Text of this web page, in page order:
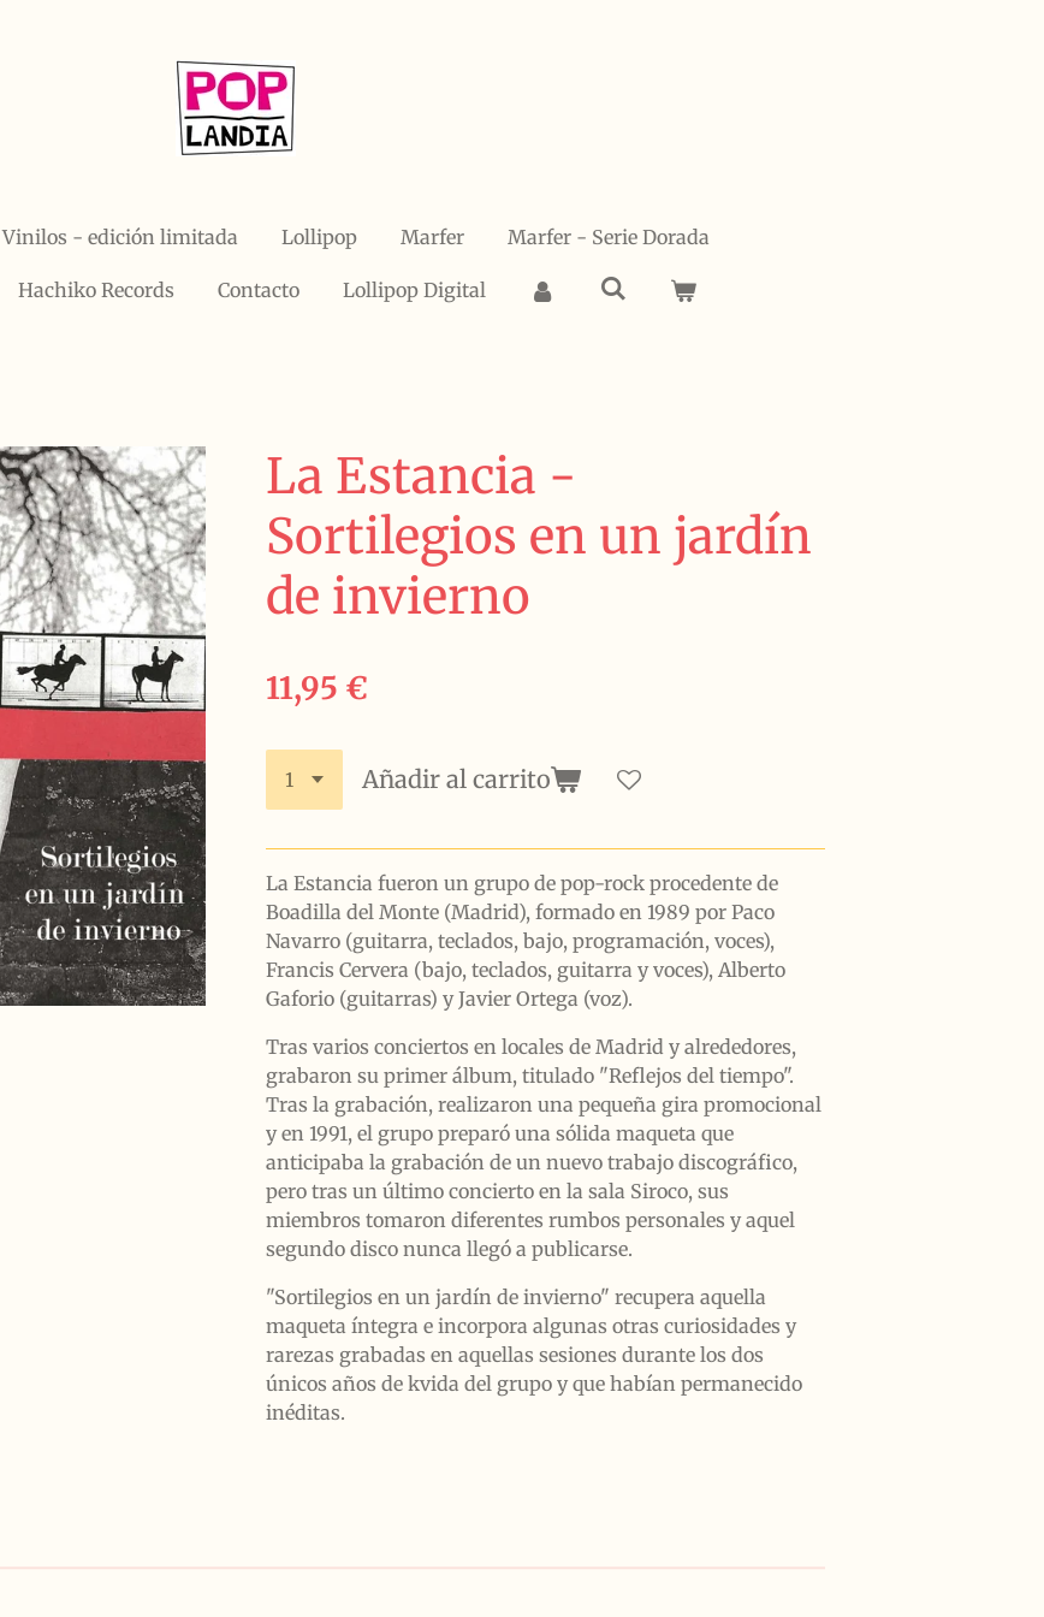
Vinilos - edición limitada Lollipop Marfer Marfer - Serie Dorada
Hachiko Records Contacto Lollipop Digital
La Estancia -
Sortilegios en un jardín
de invierno
11,95 €
Añadir al carrito
La Estancia fueron un grupo de pop-rock procedente de
Boadilla del Monte (Madrid), formado en 1989 por Paco
Navarro (guitarra, teclados, bajo, programación, voces),
Francis Cervera (bajo, teclados, guitarra y voces), Alberto
Gaforio (guitarras) y Javier Ortega (voz).
Tras varios conciertos en locales de Madrid y alrededores,
grabaron su primer álbum, titulado "Reflejos del tiempo".
Tras la grabación, realizaron una pequeña gira promocional
y en 1991, el grupo preparó una sólida maqueta que
anticipaba la grabación de un nuevo trabajo discográfico,
pero tras un último concierto en la sala Siroco, sus
miembros tomaron diferentes rumbos personales y aquel
segundo disco nunca llegó a publicarse.
"Sortilegios en un jardín de invierno" recupera aquella
maqueta íntegra e incorpora algunas otras curiosidades y
rarezas grabadas en aquellas sesiones durante los dos
únicos años de kvida del grupo y que habían permanecido
inéditas.